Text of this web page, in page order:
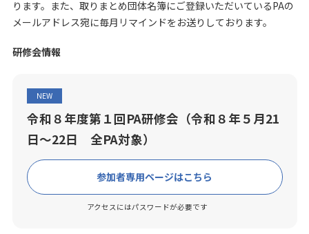
ります。また、取りまとめ団体名簿にご登録いただいているPAの
メールアドレス宛に毎月リマインドをお送りしております。
研修会情報
NEW
令和８年度第１回PA研修会（令和８年５月21
日～22日 全PA対象）
参加者専用ページはこちら
アクセスにはパスワードが必要です